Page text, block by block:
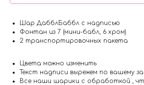
Шар ДабблБаббл с надписью
Фонтан из 7 (мини-бабл, 6 хром)
2 транспортировочных пакета
Цвета можно изменить
Текст надписи вырежем по вашему
Все наши шарики с обработкой ,